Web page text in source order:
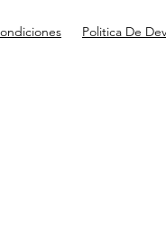
Politica De